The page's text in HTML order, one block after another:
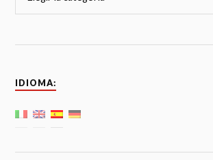
IDIOMA: